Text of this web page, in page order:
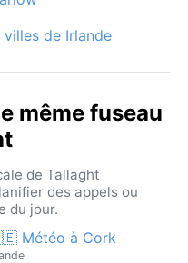
soi, changeant et
de Irlande
même fuseau
de Tallaght
des appels ou
du jour.
Météo à Cork